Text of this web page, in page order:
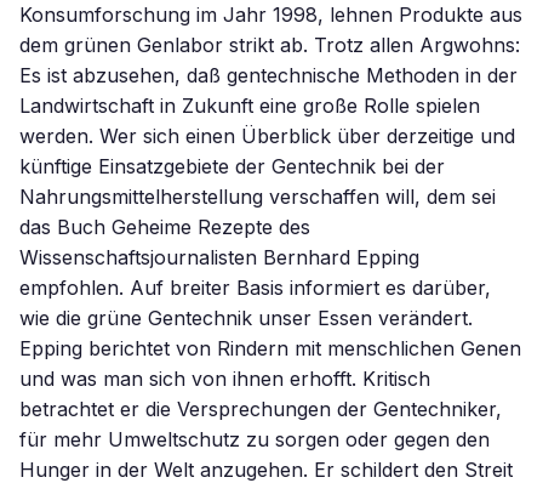
Konsumforschung im Jahr 1998, lehnen Produkte aus
dem grünen Genlabor strikt ab. Trotz allen Argwohns:
Es ist abzusehen, daß gentechnische Methoden in der
Landwirtschaft in Zukunft eine große Rolle spielen
werden. Wer sich einen Überblick über derzeitige und
künftige Einsatzgebiete der Gentechnik bei der
Nahrungsmittelherstellung verschaffen will, dem sei
das Buch Geheime Rezepte des
Wissenschaftsjournalisten Bernhard Epping
empfohlen. Auf breiter Basis informiert es darüber,
wie die grüne Gentechnik unser Essen verändert.
Epping berichtet von Rindern mit menschlichen Genen
und was man sich von ihnen erhofft. Kritisch
betrachtet er die Versprechungen der Gentechniker,
für mehr Umweltschutz zu sorgen oder gegen den
Hunger in der Welt anzugehen. Er schildert den Streit